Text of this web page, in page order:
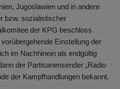
Jugoslawien und in andere
bzw. sozialistischer
der KPG beschloss
Einstellung der
im Nachhinein als endgültig
der Partisanensender „Radio
der Kampfhandlungen bekannt.